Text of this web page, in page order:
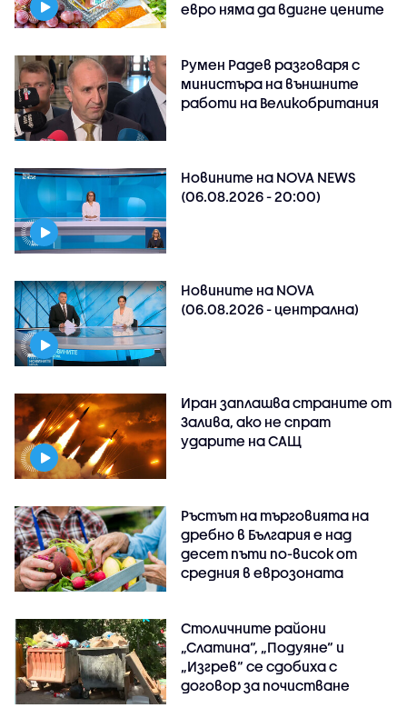
евро няма да вдигне цените
Румен Радев разговаря с
министъра на външните
работи на Великобритания
Новините на NOVA NEWS
(06.08.2026 - 20:00)
Новините на NOVA
(06.08.2026 - централна)
Иран заплашва страните от
Залива, ако не спрат
ударите на САЩ
Ръстът на търговията на
дребно в България е над
десет пъти по-висок от
средния в еврозоната
Столичните райони
„Слатина“, „Подуяне“ и
„Изгрев“ се сдобиха с
договор за почистване